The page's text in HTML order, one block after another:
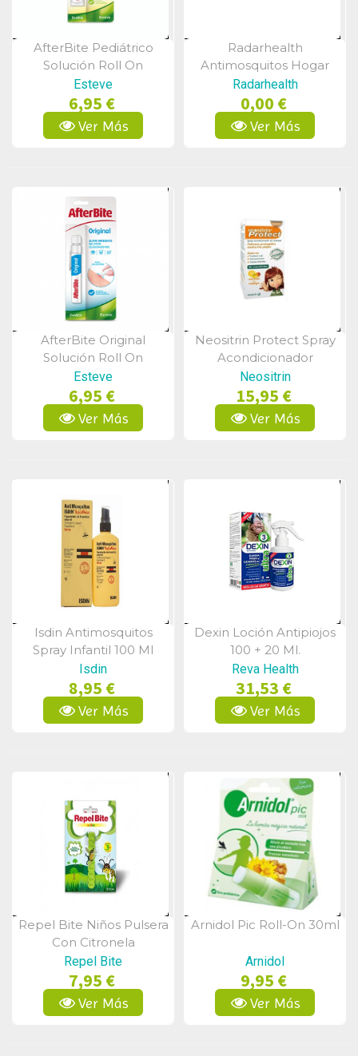
Vista Rápida
AfterBite Pediátrico
Solución Roll On
Esteve
6,95 €
Ver Más
Vista Rápida
Radarhealth
Antimosquitos Hogar
Radarhealth
0,00 €
Ver Más
Vista Rápida
AfterBite Original
Solución Roll On
Esteve
6,95 €
Ver Más
Vista Rápida
Neositrin Protect Spray
Acondicionador
Protección Piojos 250 Ml
Neositrin
15,95 €
Ver Más
Vista Rápida
Isdin Antimosquitos
Spray Infantil 100 Ml
Isdin
8,95 €
Ver Más
Vista Rápida
Dexin Loción Antipiojos
100 + 20 Ml.
Reva Health
31,53 €
Ver Más
Vista Rápida
Repel Bite Niños Pulsera
Con Citronela
Repel Bite
7,95 €
Ver Más
Vista Rápida
Arnidol Pic Roll-On 30ml
Arnidol
9,95 €
Ver Más